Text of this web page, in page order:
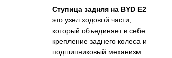
Ступица задняя на BYD E2 –
это узел ходовой части,
который объединяет в себе
крепление заднего колеса и
подшипниковый механизм.